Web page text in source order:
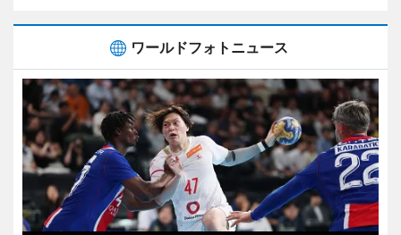
ワールドフォトニュース